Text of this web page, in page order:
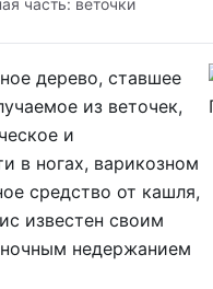
дерево, ставшее
из веточек,
и
в ногах, варикозном
средство от кашля,
известен своим
недержанием